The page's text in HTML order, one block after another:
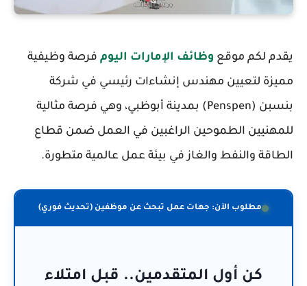
يقدم لكم موقع وظائف الإمارات اليوم فرصة وظيفية
مميزة لتعيين مهندس إنشاءات رئيسي في شركة
بنسبن (Penspen) بمدينة أبوظبي، وهي فرصة مثالية
للمهنيين الطموحين الراغبين في العمل ضمن قطاع
الطاقة والنفط والغاز في بيئة عمل عالمية متطورة.
مطلوب الآن: جهات عمل تبحث عن موظفين (تحديث فوري)
كن أول المتقدمين.. قبل امتلاء